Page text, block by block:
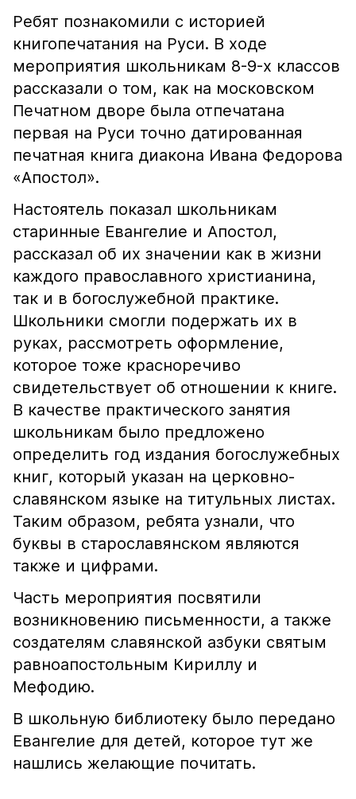
Ребят познакомили с историей
книгопечатания на Руси. В ходе
мероприятия школьникам 8-9-х классов
рассказали о том, как на московском
Печатном дворе была отпечатана
первая на Руси точно датированная
печатная книга диакона Ивана Федорова
«Апостол».
Настоятель показал школьникам
старинные Евангелие и Апостол,
рассказал об их значении как в жизни
каждого православного христианина,
так и в богослужебной практике.
Школьники смогли подержать их в
руках, рассмотреть оформление,
которое тоже красноречиво
свидетельствует об отношении к книге.
В качестве практического занятия
школьникам было предложено
определить год издания богослужебных
книг, который указан на церковно-
славянском языке на титульных листах.
Таким образом, ребята узнали, что
буквы в старославянском являются
также и цифрами.
Часть мероприятия посвятили
возникновению письменности, а также
создателям славянской азбуки святым
равноапостольным Кириллу и
Мефодию.
В школьную библиотеку было передано
Евангелие для детей, которое тут же
нашлись желающие почитать.